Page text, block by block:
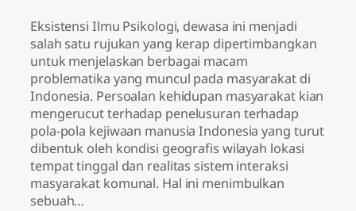
Eksistensi Ilmu Psikologi, dewasa ini menjadi
salah satu rujukan yang kerap dipertimbangkan
untuk menjelaskan berbagai macam
problematika yang muncul pada masyarakat di
Indonesia. Persoalan kehidupan masyarakat kian
mengerucut terhadap penelusuran terhadap
pola-pola kejiwaan manusia Indonesia yang turut
dibentuk oleh kondisi geografis wilayah lokasi
tempat tinggal dan realitas sistem interaksi
masyarakat komunal. Hal ini menimbulkan
sebuah…